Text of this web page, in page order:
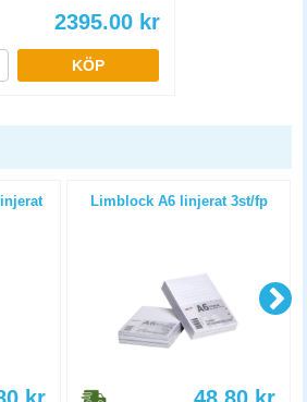
2395.00 kr
KÖP
Limblock A6 linjerat 3st/fp